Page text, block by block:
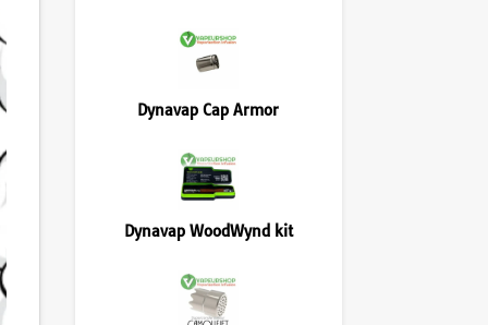
Dynavap Cap Armor
Dynavap WoodWynd kit